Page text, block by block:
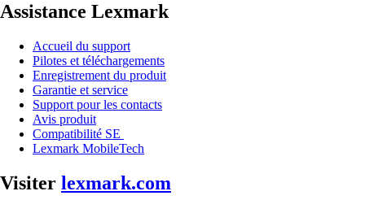
Assistance Lexmark
Accueil du support
Pilotes et téléchargements
Enregistrement du produit
Garantie et service
Support pour les contacts
Avis produit
Compatibilité SE
Lexmark MobileTech
Visiter lexmark.com